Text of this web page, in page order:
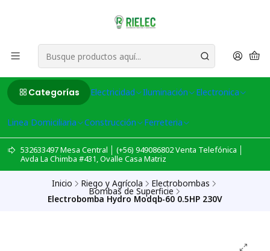
Categorías Electricidad Iluminación Electronica
Linea Domiciliaria Construcción Ferreteria
532633497 Mesa Central │ (+56) 949086802 Venta Telefónica │
Avda La Chimba #431, Ovalle Casa Matriz
Inicio Riego y Agrícola Electrobombas
Bombas de Superficie
Electrobomba Hydro Modqb-60 0.5HP 230V